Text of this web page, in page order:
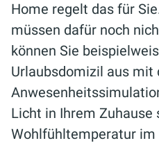
Home regelt das für
müssen dafür noch
können Sie
Urlaubsdomizil aus mit
Licht in Ihrem Zuhause
Wohlfühltemperatur